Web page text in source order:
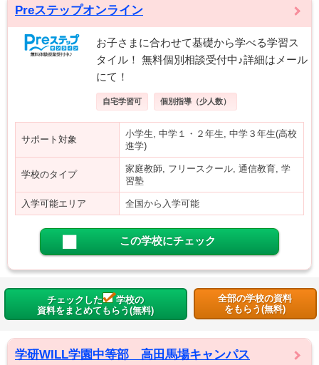
Preステップオンライン
お子さまに合わせて基礎から学べる学習ス
タイル！ 無料個別相談受付中♪詳細はメール
にて！
自宅学習可 個別指導（少人数）
サポート対象
小学生, 中学１・２年生, 中学３年生(高校
進学)
学校のタイプ
家庭教師, フリースクール, 通信教育, 学
習塾
入学可能エリア 全国から入学可能
この学校にチェック
チェックした
学校の
資料をまとめてもらう(無料)
全部の学校の資料
をもらう(無料)
学研WILL学園中等部 高田馬場キャンパス